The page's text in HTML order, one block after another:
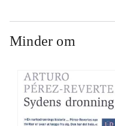
Minder om